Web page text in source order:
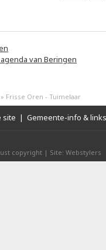
van Beringen
» Frisse Oren - Tuimelaar
site | Gemeente-info & links
copyright | Site: Webstylers